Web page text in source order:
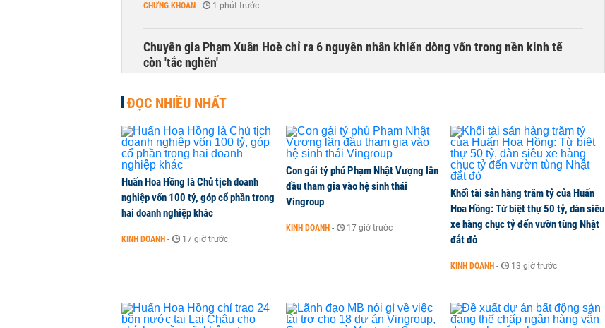
CHỨNG KHOÁN - 1 phút trước
Chuyên gia Phạm Xuân Hoè chỉ ra 6 nguyên nhân khiến dòng vốn trong nền kinh tế
còn 'tắc nghẽn'
ĐỌC NHIỀU NHẤT
Huấn Hoa Hồng là Chủ tịch doanh
nghiệp vốn 100 tỷ, góp cổ phần trong
hai doanh nghiệp khác
KINH DOANH - 17 giờ trước
Con gái tỷ phú Phạm Nhật Vượng lần
đầu tham gia vào hệ sinh thái
Vingroup
KINH DOANH - 17 giờ trước
Khối tài sản hàng trăm tỷ của Huấn
Hoa Hồng: Từ biệt thự 50 tỷ, dàn siêu
xe hàng chục tỷ đến vườn tùng Nhật
đắt đỏ
KINH DOANH - 13 giờ trước